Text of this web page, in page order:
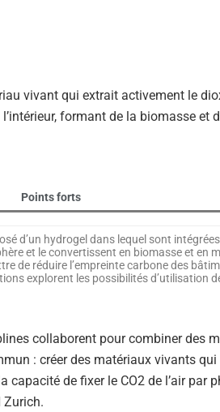
vivant qui extrait activement le
formant de la biomasse et
Points forts
d’un hydrogel dans lequel sont
et le convertissent en biomasse et en
de réduire l’empreinte carbone des
explorent les possibilités d’utilisation
collaborent pour combiner des
: créer des matériaux vivants
de fixer le CO2 de l’air par
Zurich.